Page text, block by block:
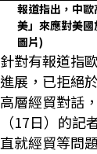
報道指出，中
美」來應對美國
圖片)
針對有報道指
進展，已拒絕
高層經貿對話
（17日）的
直就經貿等問